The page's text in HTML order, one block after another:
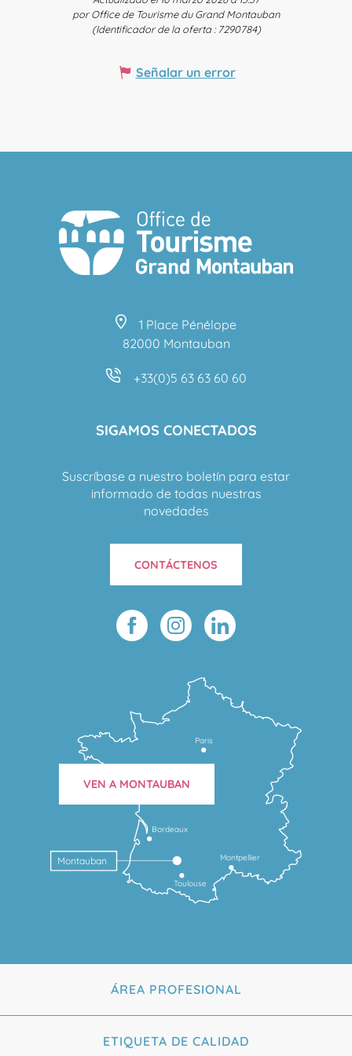
por Office de Tourisme du Grand Montauban
(Identificador de la oferta : 7290784)
Señalar un error
1 Place Pénélope
82000 Montauban
+33(0)5 63 63 60 60
SIGAMOS CONECTADOS
Suscríbase a nuestro boletín para estar
informado de todas nuestras
novedades
CONTÁCTENOS
Toulouse
Montpellier
Bordeaux
Montauban
Paris
VEN A MONTAUBAN
ÁREA PROFESIONAL
ETIQUETA DE CALIDAD